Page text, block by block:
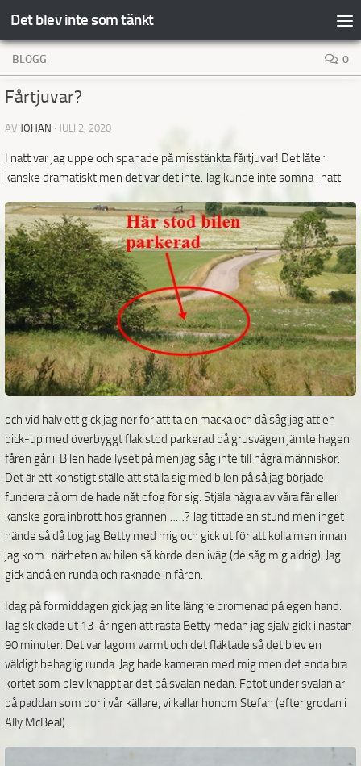
Hoppa till innehåll
Det blev inte som tänkt
BLOGG 0
Fårtjuvar?
AV JOHAN · JULI 2, 2020
I natt var jag uppe och spanade på misstänkta fårtjuvar! Det låter
kanske dramatiskt men det var det inte. Jag kunde inte somna i natt
och vid halv ett gick jag ner för att ta en macka och då såg jag att en
pick-up med överbyggt flak stod parkerad på grusvägen jämte hagen
fåren går i. Bilen hade lyset på men jag såg inte till några människor.
Det är ett konstigt ställe att ställa sig med bilen på så jag började
fundera på om de hade nåt ofog för sig. Stjäla några av våra får eller
kanske göra inbrott hos grannen……? Jag tittade en stund men inget
hände så då tog jag Betty med mig och gick ut för att kolla men innan
jag kom i närheten av bilen så körde den iväg (de såg mig aldrig). Jag
gick ändå en runda och räknade in fåren.
Idag på förmiddagen gick jag en lite längre promenad på egen hand.
Jag skickade ut 13-åringen att rasta Betty medan jag själv gick i nästan
90 minuter. Det var lagom varmt och det fläktade så det blev en
väldigt behaglig runda. Jag hade kameran med mig men det enda bra
kortet som blev knäppt är det på svalan nedan. Fotot under svalan är
på paddan som bor i vår källare, vi kallar honom Stefan (efter grodan i
Ally McBeal).